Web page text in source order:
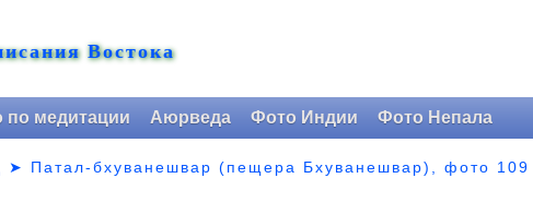
Востока
по медитации Аюрведа Фото Индии Фото Непала
➤ Патал-бхуванешвар (пещера Бхуванешвар), фото 109